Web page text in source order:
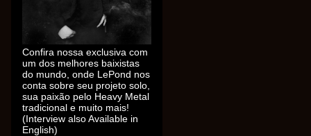
Confira nossa exclusiva com
um dos melhores baixistas
do mundo, onde LePond nos
conta sobre seu projeto solo,
sua paixão pelo Heavy Metal
tradicional e muito mais!
(Interview also Available in
English)